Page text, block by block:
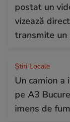
postat un
vizează
transmite un
Știri Locale
Un camion a
pe A3
imens de fum